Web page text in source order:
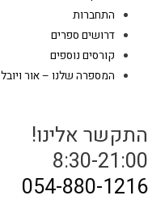
התחברות
דרושים ספרים
קורסים נוספים
המספרה שלנו – אור ויובל
התקשר אלינו!
8:30-21:00
054-880-1216